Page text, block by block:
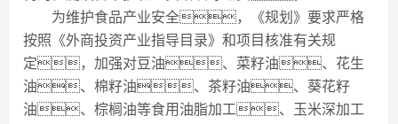
为维护食品产业安全，《规划》要求严格
按照《外商投资产业指导目录》和项目核准有关规
定，加强对豆油、菜籽油、花生
油、棉籽油、茶籽油、葵花籽
油、棕榈油等食用油脂加工、玉米深加工